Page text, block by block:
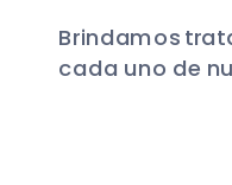
Brindamos
cada uno de